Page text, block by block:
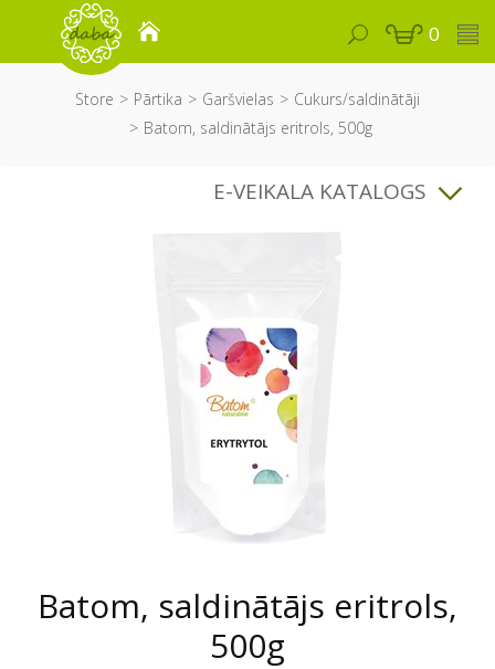
0
Store Pārtika Garšvielas
Cukurs/saldinātāji
Batom, saldinātājs eritrols, 500g
E-VEIKALA KATALOGS
Batom, saldinātājs eritrols,
500g